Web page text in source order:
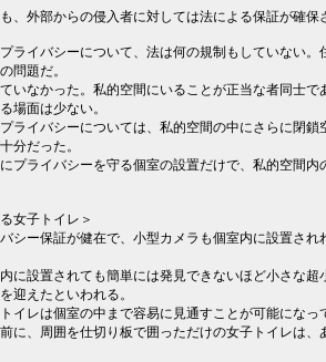
、外部からの侵入者に対しては法による保証が確保
ライバシーについて、法は何の規制もしていない。
問題だ。
いなかった。私的空間にいることが正当な者同士で
場面は少ない。
ライバシーについては、私的空間の中にさらに閉鎖
分だった。
プライバシーを守る個室の設置だけで、私的空間内
女子トイレ＞
シー保証が健在で、小型カメラも個室内に設置さ
に設置されても簡単には発見できないほど小さな超
迎えたといわれる。
イレは個室の中まで容易に見通すことが可能になっ
に、周囲を仕切り板で囲っただけの女子トイレは、